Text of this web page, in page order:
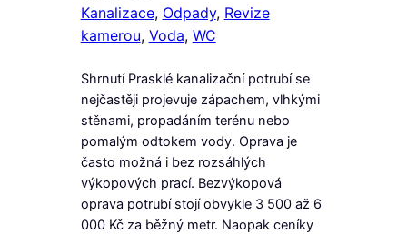
Kanalizace, Odpady, Revize
kamerou, Voda, WC
Shrnutí Prasklé kanalizační potrubí se
nejčastěji projevuje zápachem, vlhkými
stěnami, propadáním terénu nebo
pomalým odtokem vody. Oprava je
často možná i bez rozsáhlých
výkopových prací. Bezvýkopová
oprava potrubí stojí obvykle 3 500 až 6
000 Kč za běžný metr. Naopak ceníky